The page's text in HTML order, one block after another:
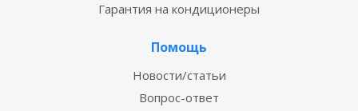
Гарантия на кондиционеры
Помощь
Новости/статьи
Вопрос-ответ